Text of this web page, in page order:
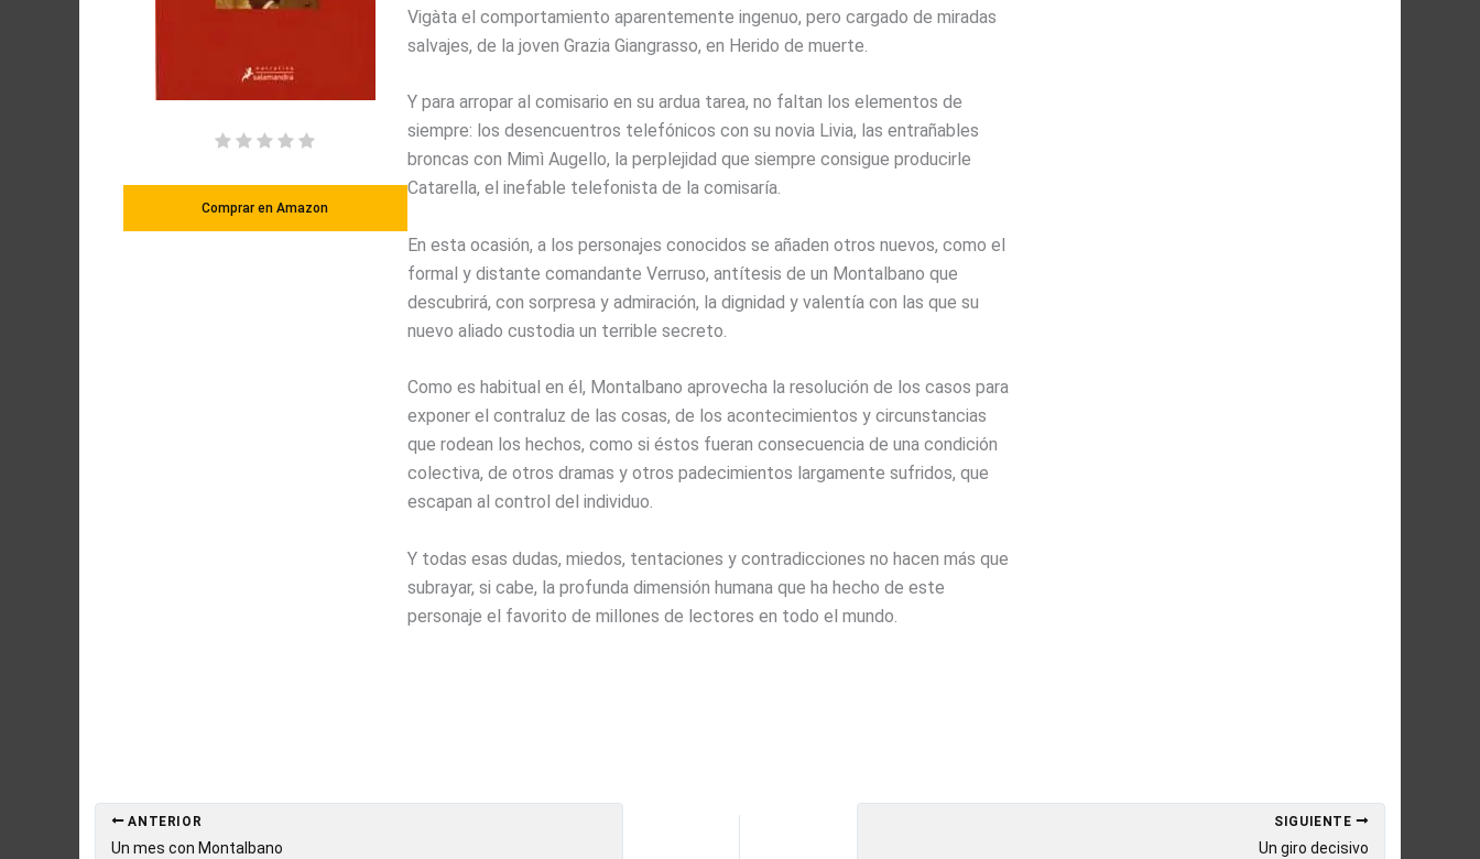
Comprar en Amazon
Vigàta el comportamiento aparentemente ingenuo, pero cargado de miradas
salvajes, de la joven Grazia Giangrasso, en Herido de muerte.
Y para arropar al comisario en su ardua tarea, no faltan los elementos de
siempre: los desencuentros telefónicos con su novia Livia, las entrañables
broncas con Mimì Augello, la perplejidad que siempre consigue producirle
Catarella, el inefable telefonista de la comisaría.
En esta ocasión, a los personajes conocidos se añaden otros nuevos, como el
formal y distante comandante Verruso, antítesis de un Montalbano que
descubrirá, con sorpresa y admiración, la dignidad y valentía con las que su
nuevo aliado custodia un terrible secreto.
Como es habitual en él, Montalbano aprovecha la resolución de los casos para
exponer el contraluz de las cosas, de los acontecimientos y circunstancias
que rodean los hechos, como si éstos fueran consecuencia de una condición
colectiva, de otros dramas y otros padecimientos largamente sufridos, que
escapan al control del individuo.
Y todas esas dudas, miedos, tentaciones y contradicciones no hacen más que
subrayar, si cabe, la profunda dimensión humana que ha hecho de este
personaje el favorito de millones de lectores en todo el mundo.
ANTERIOR
Un mes con Montalbano
SIGUIENTE
Un giro decisivo